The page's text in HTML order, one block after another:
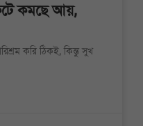
কমছে আয়,
করি ঠিকই, কিন্তু সুখ